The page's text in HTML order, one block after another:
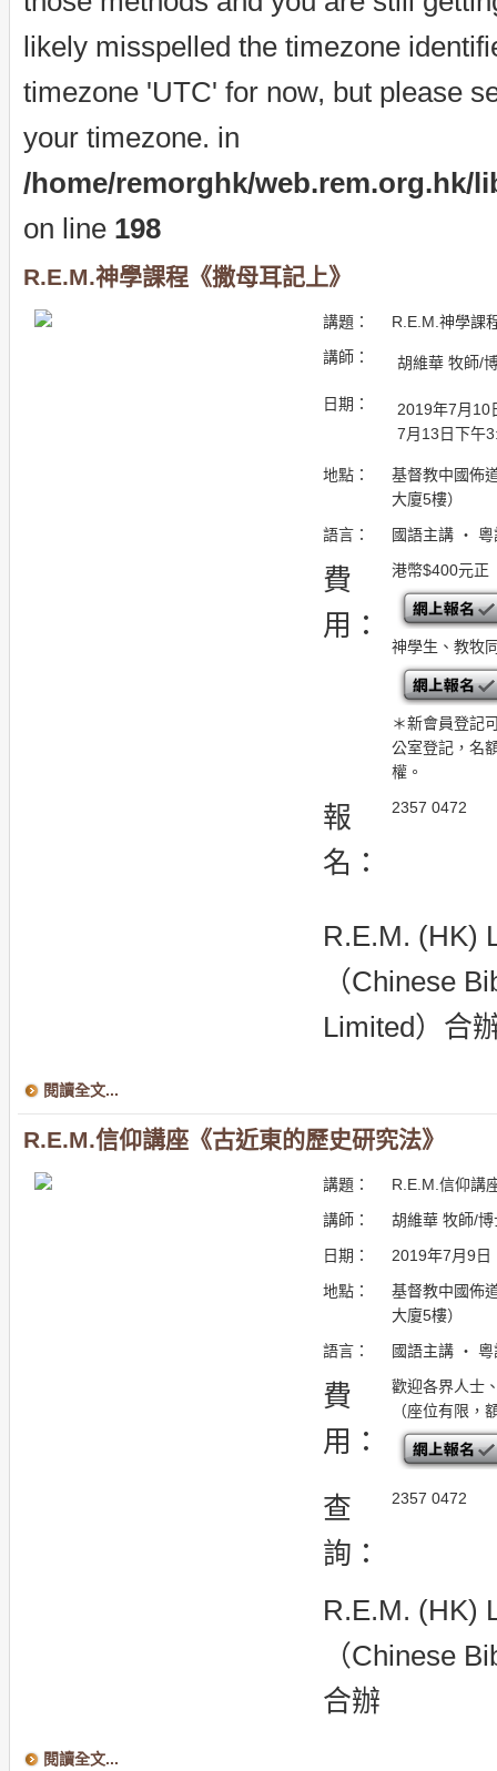
likely misspelled the timezone
timezone 'UTC' for now, but please
your timezone. in
/home/remorghk/web.rem.org.hk/
on line 198
R.E.M.神學課程《撒母耳記上》
講題：
R.E.M.神學課
講師：
胡維華 牧師/
日期：
2019年7月10
7月13日下午
地點：
基督教中國佈
大廈5樓）
語言：
國語主講 ・
費
用：
港幣$400元正
神學生、教牧
＊新會員登記
公室登記，名
權。
報
名：
2357 0472
R.E.M. (HK)
（Chinese
Limited）合
閱讀全文...
R.E.M.信仰講座《古近東的歷史研究法》
講題：
R.E.M.信仰講
講師：
胡維華 牧師/博
日期：
2019年7月9日
地點：
基督教中國佈
大廈5樓）
語言：
國語主講 ・
費
用：
歡迎各界人士
（座位有限，
查
詢：
2357 0472
R.E.M. (HK)
（Chinese
合辦
閱讀全文...